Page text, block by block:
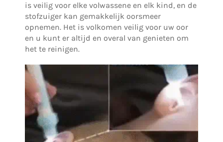
is veilig voor elke volwassene en elk kind, en de
stofzuiger kan gemakkelijk oorsmeer
opnemen. Het is volkomen veilig voor uw oor
en u kunt er altijd en overal van genieten om
het te reinigen.